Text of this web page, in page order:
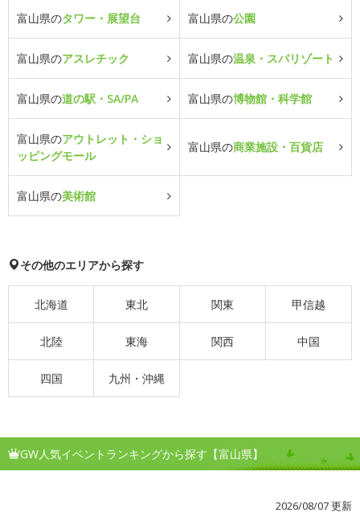
富山県のタワー・展望台 富山県の公園
富山県のアスレチック 富山県の温泉・スパリゾート
富山県の道の駅・SA/PA 富山県の博物館・科学館
富山県のアウトレット・ショ
ッピングモール
富山県の商業施設・百貨店
富山県の美術館
その他のエリアから探す
北海道 東北 関東 甲信越
北陸 東海 関西 中国
四国 九州・沖縄
GW人気イベントランキングから探す【富山県】
2026/08/07 更新